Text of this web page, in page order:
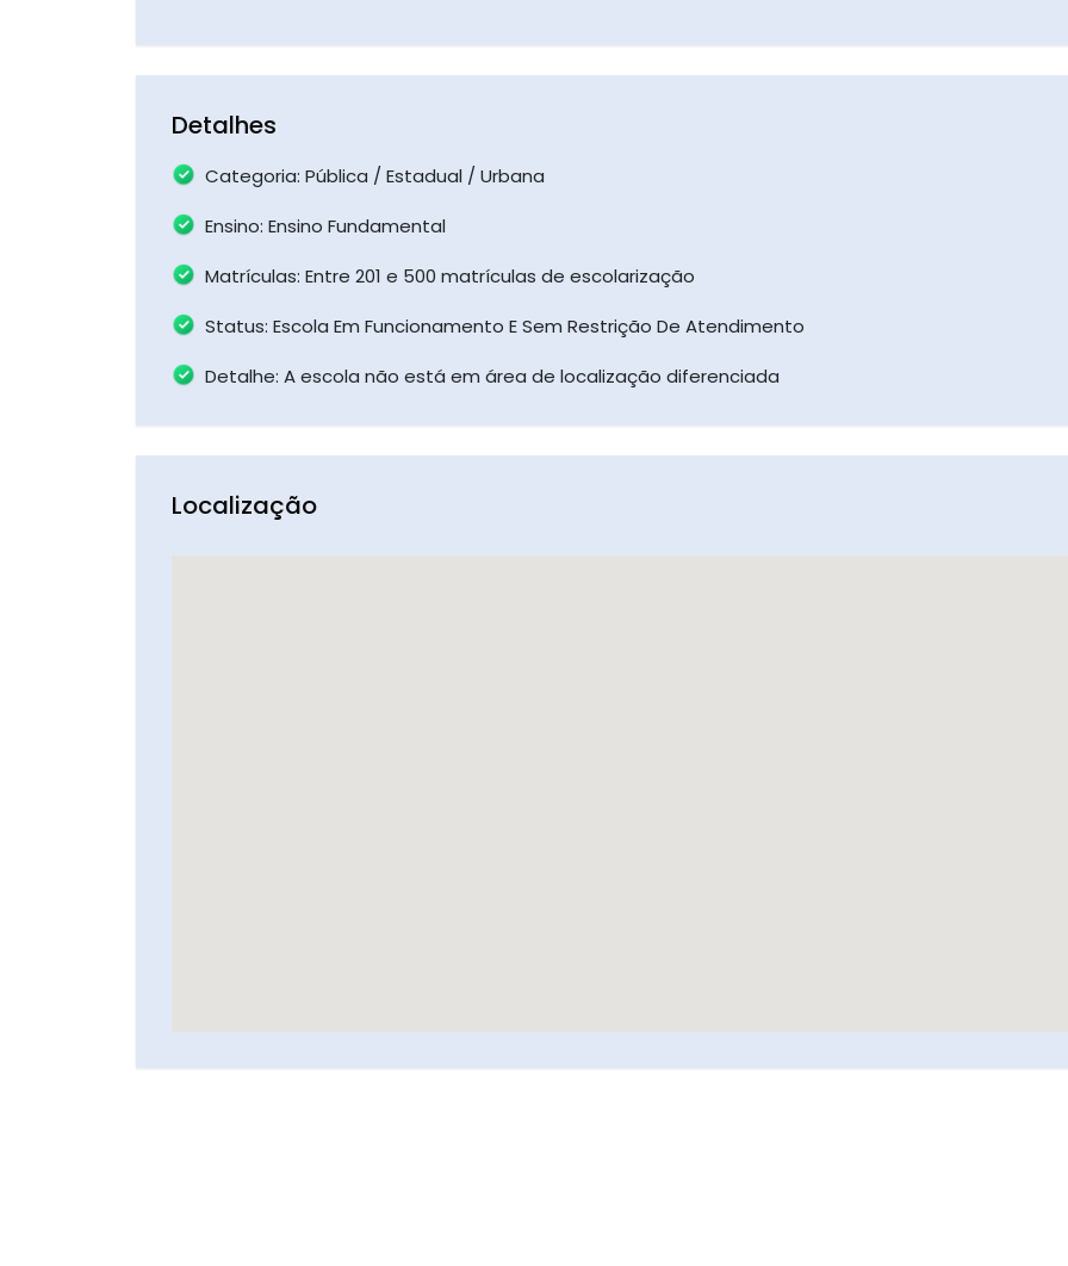
Detalhes
Categoria: Pública / Estadual / Urbana
Ensino: Ensino Fundamental
Matrículas: Entre 201 e 500 matrículas de escolarização
Status: Escola Em Funcionamento E Sem Restrição De Atendimento
Detalhe: A escola não está em área de localização diferenciada
Localização